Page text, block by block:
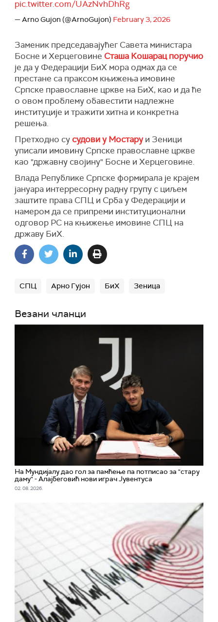
pic.twitter.com/UAzNvhDhRg
— Arno Gujon (@ArnoGujon) February 3, 2026
Заменик председавајућег Савета министара
Босне и Херцеговине Сташа Кошарац поручио
је да у Федерацији БиХ мора одмах да се
престане са праксом књижења имовине
Српске православне цркве на БиХ, као и да ће
о овом проблему обавестити надлежне
институције и тражити хитна и конкретна
решења.
Претходно су судови у Мостаруи Зеници
уписали имовину Српске православне цркве
као "државну својину" Босне и Херцеговине.
Влада Републике Српске формирала је крајем
јануара интерресорну радну групу с циљем
заштите права СПЦ и Срба у Федерацији и
намером да се припреми институционални
одговор РС на књижење имовине СПЦ на
државу БиХ.
СПЦ Арно Гујон БиХ Зеница
Везани чланци
На Мундијалу дао гол за памћење па потписао за "стару
даму" - Алајбеговић нови играч Јувентуса
02. 08. 2026.